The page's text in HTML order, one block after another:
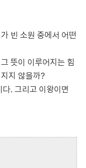
빈 소원 중에서 어떤
뜻이 이루어지는 힘
지 않을까?
. 그리고 이왕이면